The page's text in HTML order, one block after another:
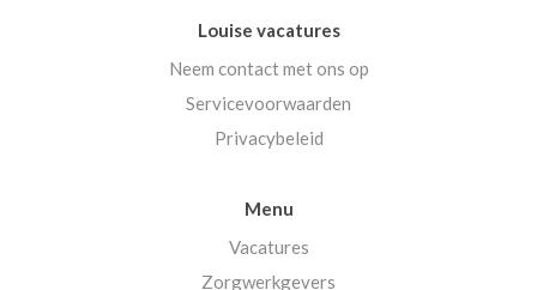
Louise vacatures
Neem contact met ons op
Servicevoorwaarden
Privacybeleid
Menu
Vacatures
Zorgwerkgevers